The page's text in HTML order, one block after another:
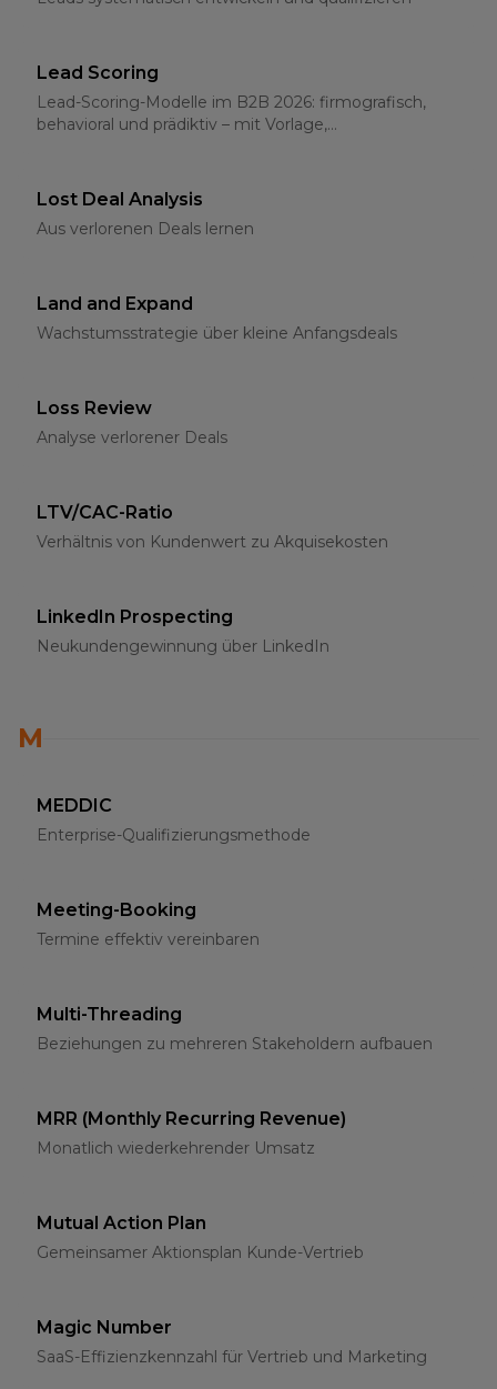
Lead Scoring
Lead-Scoring-Modelle im B2B 2026: firmografisch,
behavioral und prädiktiv – mit Vorlage,
Lost Deal Analysis
Aus verlorenen Deals lernen
Land and Expand
Wachstumsstrategie über kleine Anfangsdeals
Loss Review
Analyse verlorener Deals
LTV/CAC-Ratio
Verhältnis von Kundenwert zu Akquisekosten
LinkedIn Prospecting
Neukundengewinnung über LinkedIn
M
MEDDIC
Enterprise-Qualifizierungsmethode
Meeting-Booking
Termine effektiv vereinbaren
Multi-Threading
Beziehungen zu mehreren Stakeholdern aufbauen
MRR (Monthly Recurring Revenue)
Monatlich wiederkehrender Umsatz
Mutual Action Plan
Gemeinsamer Aktionsplan Kunde-Vertrieb
Magic Number
SaaS-Effizienzkennzahl für Vertrieb und Marketing